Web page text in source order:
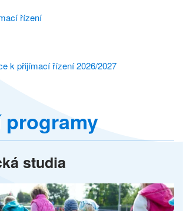
řízení
k přijímací řízení 2026/2027
studia